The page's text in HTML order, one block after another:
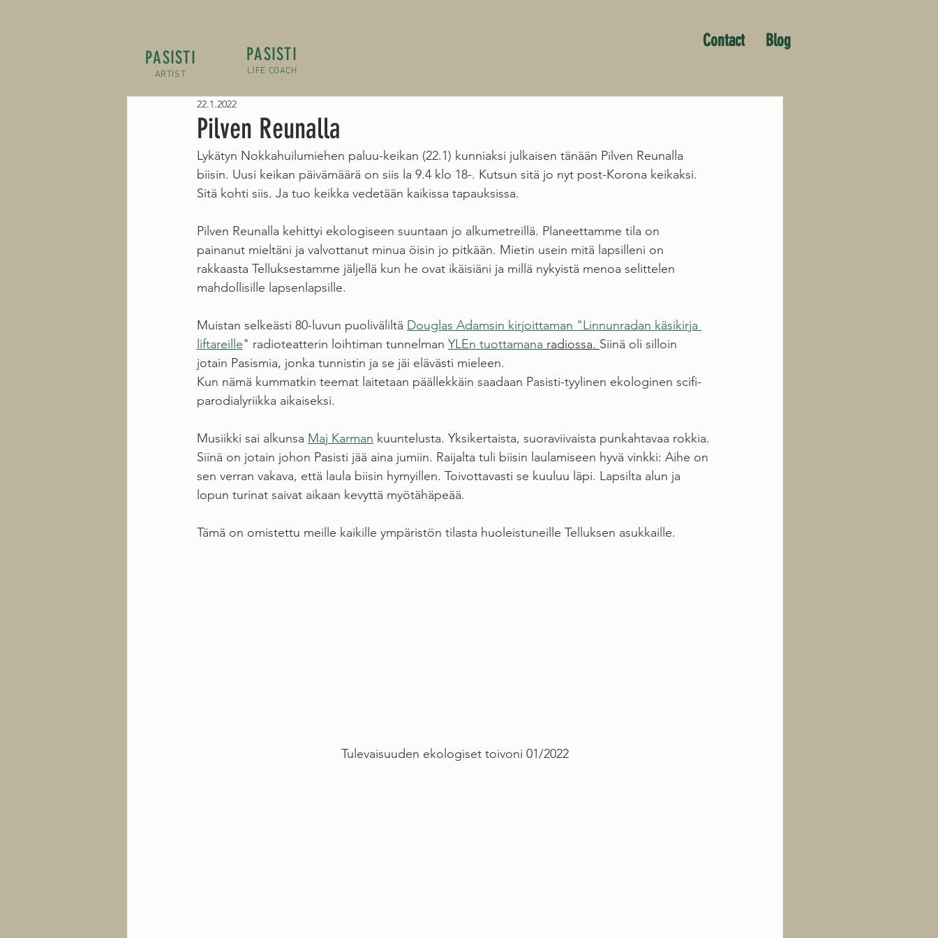
PASISTI
ARTIST
PASISTI
LIFE COACH
Contact Blog
Pilven Reunalla
22.1.2022
Lykätyn Nokkahuilumiehen paluu-keikan (22.1) kunniaksi julkaisen tänään Pilven Reunalla
biisin. Uusi keikan päivämäärä on siis la 9.4 klo 18-. Kutsun sitä jo nyt post-Korona keikaksi.
Sitä kohti siis. Ja tuo keikka vedetään kaikissa tapauksissa.
Pilven Reunalla kehittyi ekologiseen suuntaan jo alkumetreillä. Planeettamme tila on
painanut mieltäni ja valvottanut minua öisin jo pitkään. Mietin usein mitä lapsilleni on
rakkaasta Telluksestamme jäljellä kun he ovat ikäisiäni ja millä nykyistä menoa selittelen
mahdollisille lapsenlapsille.
Muistan selkeästi 80-luvun puoliväliltä Douglas Adamsin kirjoittaman "Linnunradan käsikirja
liftareille" radioteatterin loihtiman tunnelman YLEn tuottamana radiossa. Siinä oli silloin
jotain Pasismia, jonka tunnistin ja se jäi elävästi mieleen.
Kun nämä kummatkin teemat laitetaan päällekkäin saadaan Pasisti-tyylinen ekologinen scifi-
parodialyriikka aikaiseksi.
Musiikki sai alkunsa Maj Karman kuuntelusta. Yksikertaista, suoraviivaista punkahtavaa rokkia.
Siinä on jotain johon Pasisti jää aina jumiin. Raijalta tuli biisin laulamiseen hyvä vinkki: Aihe on
sen verran vakava, että laula biisin hymyillen. Toivottavasti se kuuluu läpi. Lapsilta alun ja
lopun turinat saivat aikaan kevyttä myötähäpeää.
Tämä on omistettu meille kaikille ympäristön tilasta huoleistuneille Telluksen asukkaille.
Tulevaisuuden ekologiset toivoni 01/2022